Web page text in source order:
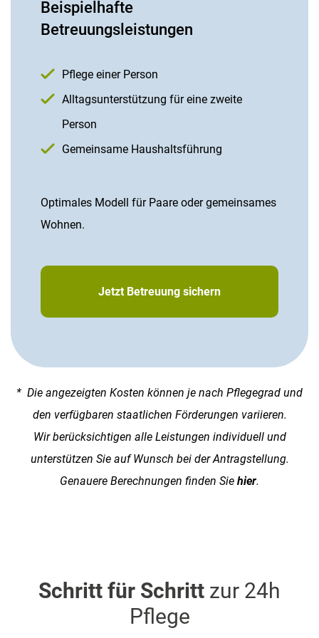
Beispielhafte
Betreuungsleistungen
Pflege einer Person
Alltagsunterstützung für eine zweite
Person
Gemeinsame Haushaltsführung
Optimales Modell für Paare oder gemeinsames
Wohnen.
Jetzt Betreuung sichern
* Die angezeigten Kosten können je nach Pflegegrad und
den verfügbaren staatlichen Förderungen variieren.
Wir berücksichtigen alle Leistungen individuell und
unterstützen Sie auf Wunsch bei der Antragstellung.
Genauere Berechnungen finden Sie hier.
Schritt für Schritt zur 24h
Pflege